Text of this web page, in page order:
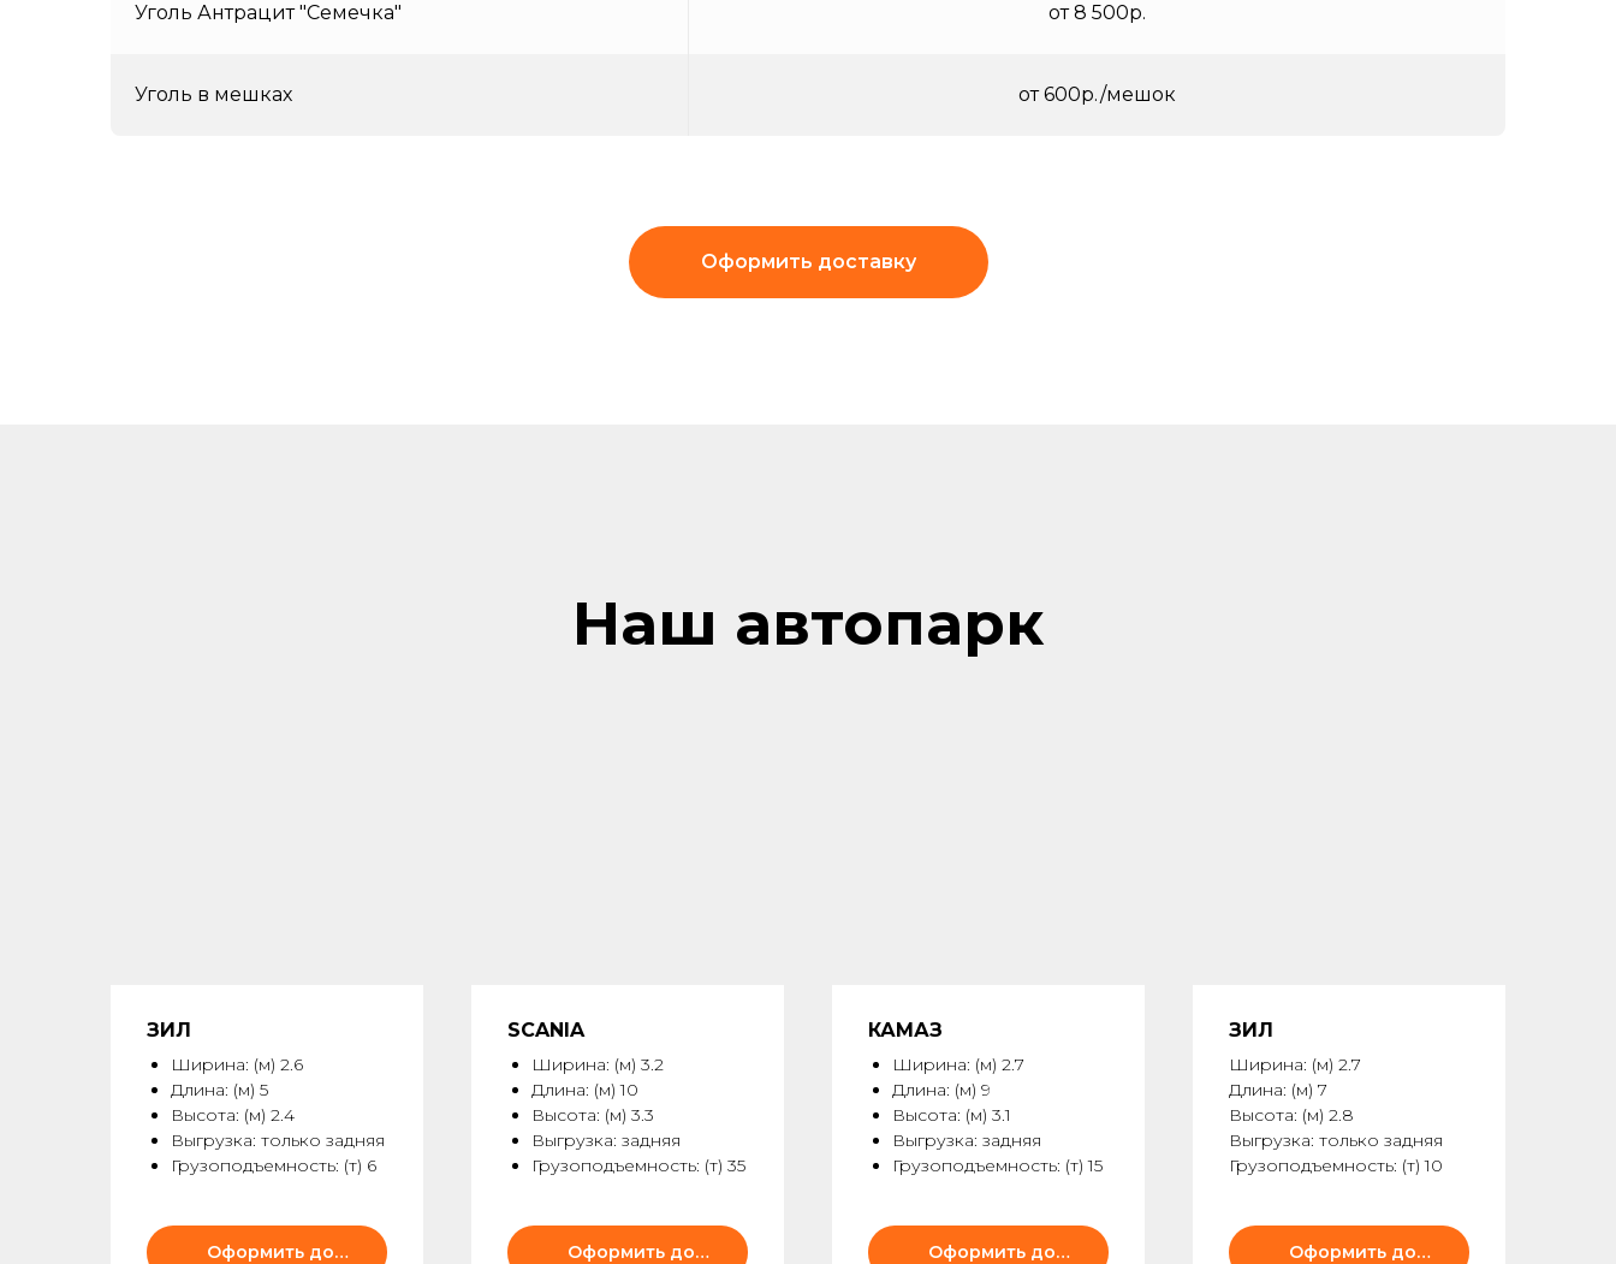
Уголь Антрацит "Семечка" от 8 500р.
Уголь в мешках от 600р./мешок
Оформить доставку
Наш автопарк
ЗИЛ
Ширина: (м) 2.6
Длина: (м) 5
Высота: (м) 2.4
Выгрузка: только задняя
Грузоподъемность: (т) 6
Оформить доставку
SCANIA
Ширина: (м) 3.2
Длина: (м) 10
Высота: (м) 3.3
Выгрузка: задняя
Грузоподъемность: (т) 35
Оформить доставку
КАМАЗ
Ширина: (м) 2.7
Длина: (м) 9
Высота: (м) 3.1
Выгрузка: задняя
Грузоподъемность: (т) 15
Оформить доставку
ЗИЛ
Ширина: (м) 2.7
Длина: (м) 7
Высота: (м) 2.8
Выгрузка: только задняя
Грузоподъемность: (т) 10
Оформить доставку